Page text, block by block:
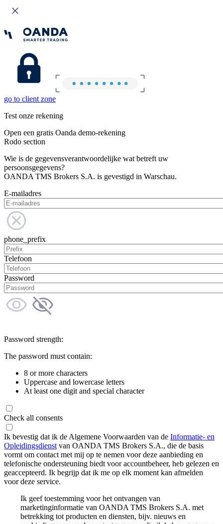
go to client zone
Test onze rekening
Open een gratis Oanda demo-rekening
Rodo section
Wie is de gegevensverantwoordelijke wat betreft uw
persoonsgegevens?
OANDA TMS Brokers S.A. is gevestigd in Warschau.
E-mailadres
phone_prefix
Telefoon
Password
Password strength:
The password must contain:
8 or more characters
Uppercase and lowercase letters
At least one digit and special character
Check all consents
Ik bevestig dat ik de Algemene Voorwaarden van de Informatie- en
Opleidingsdienst van OANDA TMS Brokers S.A., die de basis
vormt om contact met mij op te nemen voor deze aanbieding en
telefonische ondersteuning biedt voor accountbeheer, heb gelezen en
geaccepteerd. Ik begrijp dat ik me op elk moment kan afmelden
voor deze service.
Ik geef toestemming voor het ontvangen van
marketinginformatie van OANDA TMS Brokers S.A. met
betrekking tot producten en diensten, bijv. nieuws en